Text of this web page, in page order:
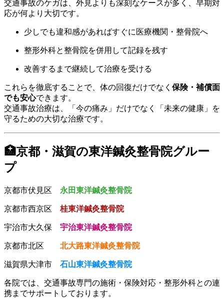
交通事故のケガは、外見よりも深刻なケースが多く、早期対
応が何より大切です。
少しでも違和感があればすぐに医療機関・整骨院へ
整形外科と整骨院を併用して記録を残す
改善するまで継続して治療を受ける
これらを徹底することで、体の回復だけでなく 保険・補償面
でも安心できます。
交通事故治療は、「今の痛み」だけでなく「未来の健康」を
守るための大切な治療です。
🏥京都・滋賀の東洋鍼灸整骨院グルー
プ
京都市伏見区 永田東洋鍼灸整骨院
京都市西京区 桂東洋鍼灸整骨院
宇治市大久保 宇治東洋鍼灸整骨院
京都市北区 北大路東洋鍼灸整骨院
滋賀県大津市 石山東洋鍼灸整骨院
各院では、交通事故専門の施術・保険対応・整形外科との連
携までサポートしております。